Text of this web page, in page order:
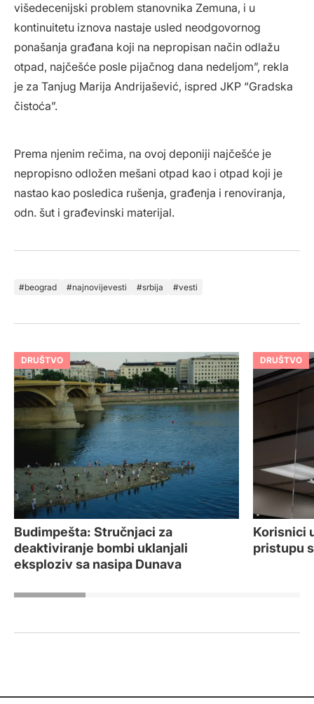
višedecenijski problem stanovnika Zemuna, i u
kontinuitetu iznova nastaje usled neodgovornog
ponašanja građana koji na nepropisan način odlažu
otpad, najčešće posle pijačnog dana nedeljom”, rekla
je za Tanjug Marija Andrijašević, ispred JKP “Gradska
čistoća”.
Prema njenim rečima, na ovoj deponiji najčešće je
nepropisno odložen mešani otpad kao i otpad koji je
nastao kao posledica rušenja, građenja i renoviranja,
odn. šut i građevinski materijal.
beograd najnovijevesti srbija vesti
DRUŠTVO
Budimpešta: Stručnjaci za
deaktiviranje bombi uklanjali
eksploziv sa nasipa Dunava
DRUŠTVO
Korisnici
pristupu